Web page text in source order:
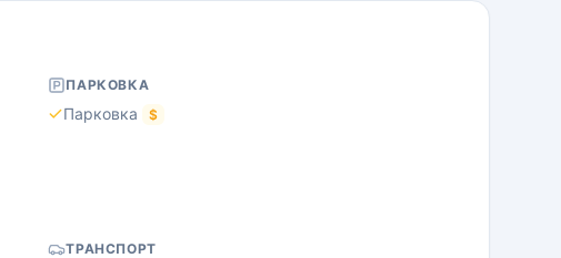
ПАРКОВКА
Парковка $
ТРАНСПОРТ